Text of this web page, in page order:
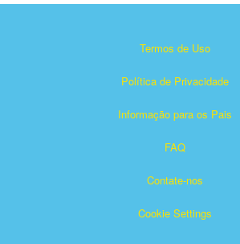
Termos de Uso
Política de Privacidade
Informação para os Pais
FAQ
Contate-nos
Cookie Settings